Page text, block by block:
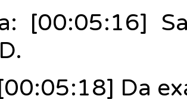
[00:05:16]
Da